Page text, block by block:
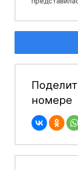
номере